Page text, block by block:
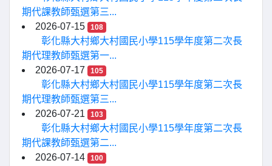
期代課教師甄選第三...
2026-07-15
108
彰化縣大村鄉大村國民小學115學年度第二次長
期代理教師甄選第一...
2026-07-17
105
彰化縣大村鄉大村國民小學115學年度第二次長
期代理教師甄選第三...
2026-07-21
103
彰化縣大村鄉大村國民小學115學年度第二次長
期代課教師甄選第二...
2026-07-14
100